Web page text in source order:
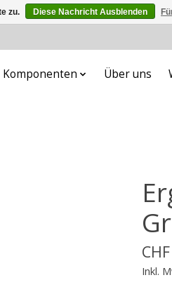
Komponenten Über uns
Inkl.
zu. Diese Nachricht Ausblenden